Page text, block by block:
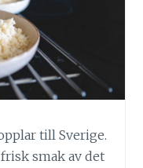
till Sverige.
smak av det